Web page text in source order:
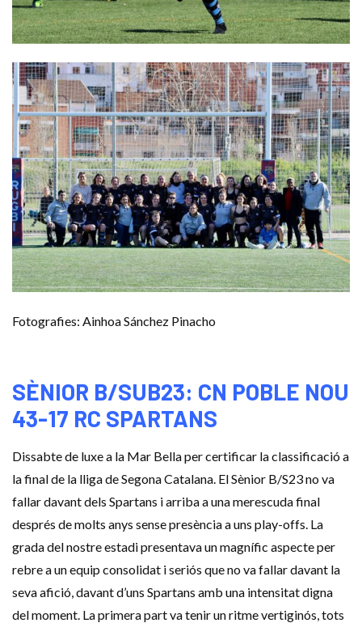
Fotografies: Ainhoa Sánchez Pinacho
SÈNIOR B/SUB23: CN POBLE NOU
43-17 RC SPARTANS
Dissabte de luxe a la Mar Bella per certificar la classificació a
la final de la lliga de Segona Catalana. El Sènior B/S23 no va
fallar davant dels Spartans i arriba a una merescuda final
després de molts anys sense presència a uns play-offs. La
grada del nostre estadi presentava un magnífic aspecte per
rebre a un equip consolidat i seriós que no va fallar davant la
seva afició, davant d’uns Spartans amb una intensitat digna
del moment. La primera part va tenir un ritme vertiginós, tots